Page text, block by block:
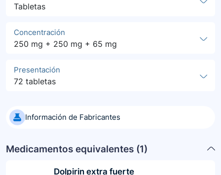
Tabletas
Concentración
250 mg + 250 mg + 65 mg
Presentación
72 tabletas
Información de Fabricantes
Medicamentos equivalentes (1)
Dolpirin extra fuerte